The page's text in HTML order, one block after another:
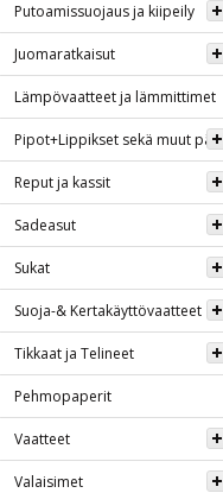
Putoamissuojaus ja kiipeily
Juomaratkaisut
Lämpövaatteet ja lämmittimet
Pipot+Lippikset sekä muut päähineet
Reput ja kassit
Sadeasut
Sukat
Suoja-& Kertakäyttövaatteet
Tikkaat ja Telineet
Pehmopaperit
Vaatteet
Valaisimet